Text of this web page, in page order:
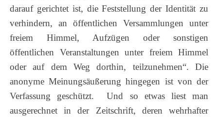
darauf gerichtet ist, die Feststellung der Identität zu
verhindern, an öffentlichen Versammlungen unter
freiem Himmel, Aufzügen oder sonstigen
öffentlichen Veranstaltungen unter freiem Himmel
oder auf dem Weg dorthin, teilzunehmen“. Die
anonyme Meinungsäußerung hingegen ist von der
Verfassung geschützt. Und so etwas liest man
ausgerechnet in der Zeitschrift, deren wehrhafter